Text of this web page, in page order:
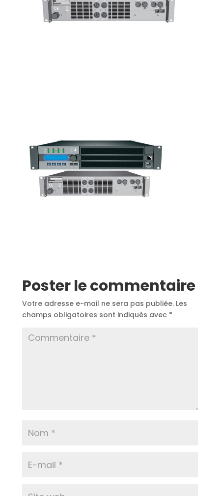
Poster le commentaire
Votre adresse e-mail ne sera pas publiée. Les
champs obligatoires sont indiqués avec *